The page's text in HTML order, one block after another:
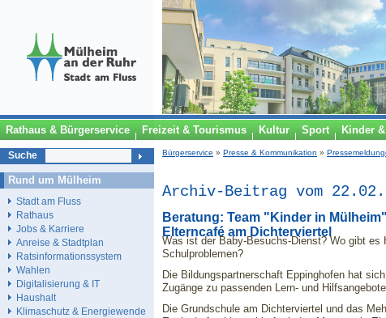
Rathaus & Bürgerservice Freizeit & Tourismus Kultur Sport Kinder
Bürgerservice » Presse & Kommunikation »
Archiv-Beitrag vom
Beratung: Team "Kinder in
Elterncafé am Dichterviertel
Was ist der Baby-Besuchs-Dienst? Wo gibt es
Schulproblemen?
Die Bildungspartnerschaft Eppinghofen hat
Zugänge zu passenden Lern- und
Die Grundschule am Dichterviertel und das
Suche
Rund um Mülheim
Stadt am Fluss
Rathaus
Jobs & Karriere
Anreise & Stadtplan
Ratsinformationssystem
Wahlen
Digitalisierung & IT
Haushalt
Klimaschutz & Energiewende